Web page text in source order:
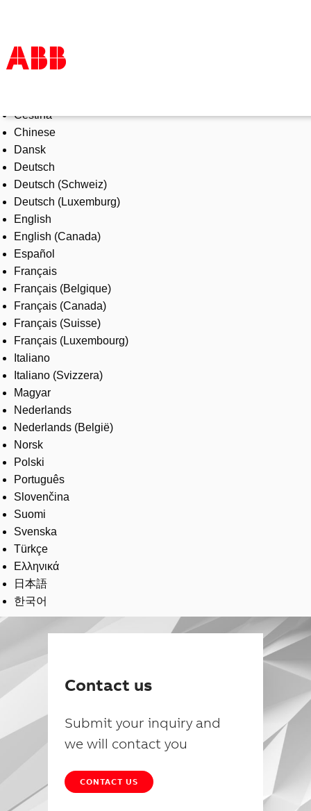
Products & Solutions
Industries
Services
About us
Where to buy
Contact us
Careers
Čeština
Chinese
Dansk
Deutsch
Deutsch (Schweiz)
Deutsch (Luxemburg)
English
English (Canada)
Español
Français
Français (Belgique)
Français (Canada)
Français (Suisse)
Français (Luxembourg)
Italiano
Italiano (Svizzera)
Magyar
Nederlands
Nederlands (België)
Norsk
Polski
Português
Slovenčina
Suomi
Svenska
Türkçe
Ελληνικά
日本語
한국어
Contact us
Submit your inquiry and
we will contact you
CONTACT US